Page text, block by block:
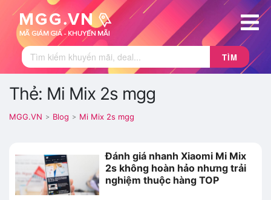
TÌM
Thẻ: Mi Mix 2s mgg
MGG.VN > Blog > Mi Mix 2s mgg
Đánh giá nhanh Xiaomi Mi Mix
2s không hoàn hảo nhưng trải
nghiệm thuộc hàng TOP